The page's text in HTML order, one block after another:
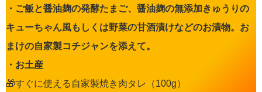
・ご飯と醤油麹の発酵たまご、醤油麹の無添加きゅうりの
キューちゃん風もしくは野菜の甘酒漬けなどのお漬物。お
まけの自家製コチジャンを添えて。
・お土産
🎁すぐに使える自家製焼き肉タレ（100g）